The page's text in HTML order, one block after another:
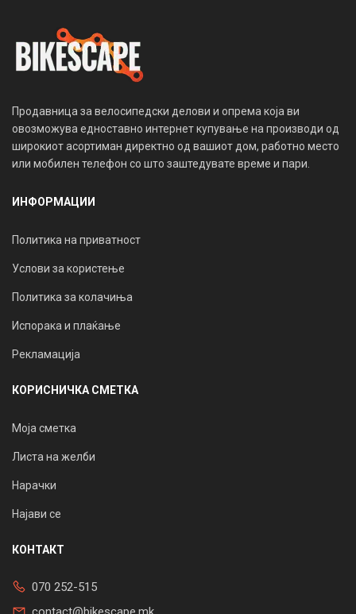
Продавница за велосипедски делови и опрема која ви
овозможува едноставно интернет купување на производи од
широкиот асортиман директно од вашиот дом, работно место
или мобилен телефон со што заштедувате време и пари.
ИНФОРМАЦИИ
Политика на приватност
Услови за користење
Политика за колачиња
Испорака и плаќање
Рекламација
КОРИСНИЧКА СМЕТКА
Моја сметка
Листа на желби
Нарачки
Најави се
КОНТАКТ
070 252-515